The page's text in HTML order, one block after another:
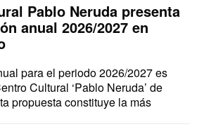
Pablo Neruda presenta
anual 2026/2027 en
para el periodo 2026/2027 es
Cultural ‘Pablo Neruda’ de
propuesta constituye la más